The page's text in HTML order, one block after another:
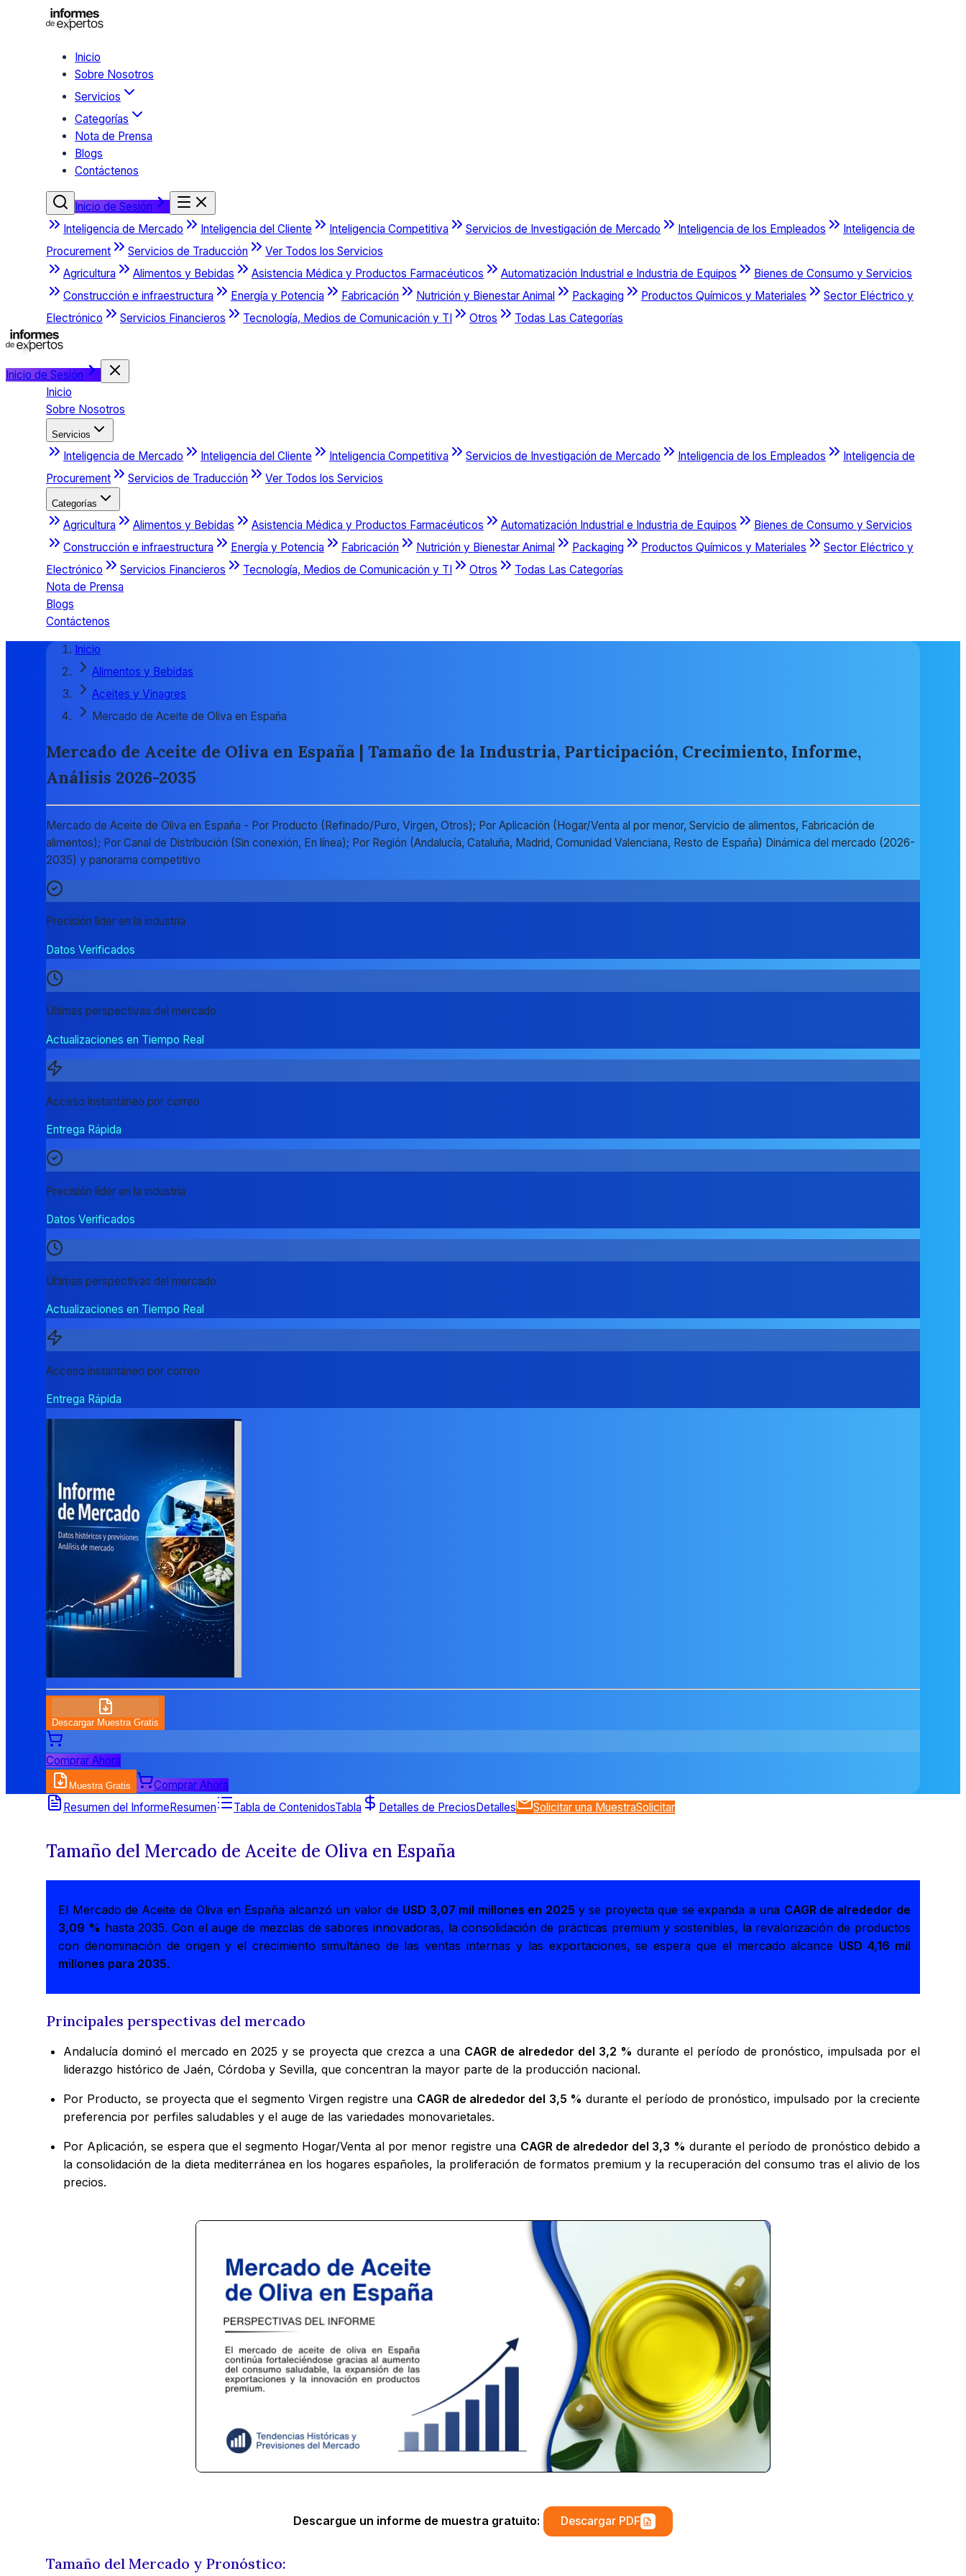
Inicio
Sobre Nosotros
Servicios
Categorías
Nota de Prensa
Blogs
Contáctenos
Inicio de Sesión
Inteligencia de Mercado
Inteligencia del Cliente Inteligencia Competitiva Servicios de Investigación de Mercado Inteligencia de los Empleados
Inteligencia de
Procurement
Servicios de Traducción
Ver Todos los Servicios
Agricultura
Alimentos y Bebidas Asistencia Médica y Productos Farmacéuticos Automatización Industrial e Industria de Equipos
Bienes de Consumo y Servicios
Construcción e infraestructura
Energía y Potencia Fabricación Nutrición y Bienestar Animal Packaging Productos Químicos y Materiales
Sector Eléctrico y
Electrónico
Servicios Financieros Tecnología, Medios de Comunicación y TI Otros Todas Las Categorías
Inicio de Sesión
Inicio
Sobre Nosotros
Servicios
Inteligencia de Mercado Inteligencia del Cliente Inteligencia Competitiva Servicios de Investigación de Mercado Inteligencia de los Empleados
Inteligencia de
Procurement
Servicios de Traducción Ver Todos los Servicios
Categorías
Agricultura Alimentos y Bebidas Asistencia Médica y Productos Farmacéuticos Automatización Industrial e Industria de Equipos
Bienes de Consumo y Servicios
Construcción e infraestructura
Energía y Potencia Fabricación Nutrición y Bienestar Animal Packaging Productos Químicos y Materiales
Sector Eléctrico y
Electrónico
Servicios Financieros Tecnología, Medios de Comunicación y TI Otros
Todas Las Categorías
Nota de Prensa
Blogs
Contáctenos
Inicio
Alimentos y Bebidas
Aceites y Vinagres
Mercado de Aceite de Oliva en España
Mercado de Aceite de Oliva en España | Tamaño de la Industria, Participación, Crecimiento, Informe,
Análisis 2026-2035
Mercado de Aceite de Oliva en España - Por Producto (Refinado/Puro, Virgen, Otros); Por Aplicación (Hogar/Venta al por menor, Servicio de alimentos, Fabricación de
alimentos); Por Canal de Distribución (Sin conexión, En línea); Por Región (Andalucía, Cataluña, Madrid, Comunidad Valenciana, Resto de España) Dinámica del mercado (2026-
2035) y panorama competitivo
Precisión líder en la industria
Datos Verificados
Últimas perspectivas del mercado
Actualizaciones en Tiempo Real
Acceso instantáneo por correo
Entrega Rápida
Precisión líder en la industria
Datos Verificados
Últimas perspectivas del mercado
Actualizaciones en Tiempo Real
Acceso instantáneo por correo
Entrega Rápida
Descargar Muestra Gratis
Comprar Ahora
Muestra Gratis
Comprar Ahora
Resumen del InformeResumen Tabla de ContenidosTabla Detalles de PreciosDetalles Solicitar una MuestraSolicitar
Tamaño del Mercado de Aceite de Oliva en España
El Mercado de Aceite de Oliva en España alcanzó un valor de USD 3,07 mil millones en 2025 y se proyecta que se expanda a una CAGR de alrededor de
3,09 % hasta 2035. Con el auge de mezclas de sabores innovadoras, la consolidación de prácticas premium y sostenibles, la revalorización de productos
con denominación de origen y el crecimiento simultáneo de las ventas internas y las exportaciones, se espera que el mercado alcance USD 4,16 mil
millones para 2035.
Principales perspectivas del mercado
Andalucía dominó el mercado en 2025 y se proyecta que crezca a una CAGR de alrededor del 3,2 % durante el período de pronóstico, impulsada por el
liderazgo histórico de Jaén, Córdoba y Sevilla, que concentran la mayor parte de la producción nacional.
Por Producto, se proyecta que el segmento Virgen registre una CAGR de alrededor del 3,5 % durante el período de pronóstico, impulsado por la creciente
preferencia por perfiles saludables y el auge de las variedades monovarietales.
Por Aplicación, se espera que el segmento Hogar/Venta al por menor registre una CAGR de alrededor del 3,3 % durante el período de pronóstico debido a
la consolidación de la dieta mediterránea en los hogares españoles, la proliferación de formatos premium y la recuperación del consumo tras el alivio de los
precios.
Descargue un informe de muestra gratuito: Descargar PDF
Tamaño del Mercado y Pronóstico: